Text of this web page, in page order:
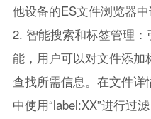
他设备的ES文件浏览器中
2. 智能搜索和标签管理
能，用户可以对文件添
查找所需信息。在文件
中使用“label:XX”进行过